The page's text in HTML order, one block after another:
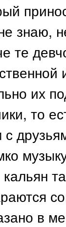
знаю,
те
их
то
в